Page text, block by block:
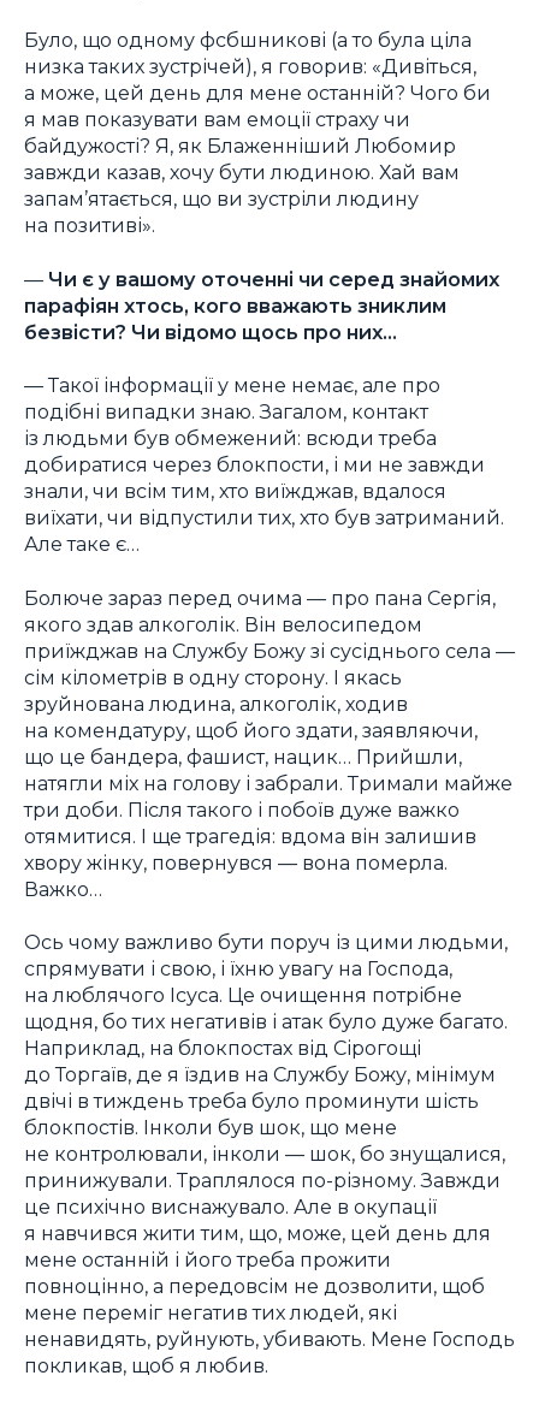
Було, що одному фсбшникові (а то була ціла
низка таких зустрічей), я говорив: «Дивіться,
а може, цей день для мене останній? Чого би
я мав показувати вам емоції страху чи
байдужості? Я, як Блаженніший Любомир
завжди казав, хочу бути людиною. Хай вам
запам’ятається, що ви зустріли людину
на позитиві».
— Чи є у вашому оточенні чи серед знайомих
парафіян хтось, кого вважають зниклим
безвісти? Чи відомо щось про них…
— Такої інформації у мене немає, але про
подібні випадки знаю. Загалом, контакт
із людьми був обмежений: всюди треба
добиратися через блокпости, і ми не завжди
знали, чи всім тим, хто виїжджав, вдалося
виїхати, чи відпустили тих, хто був затриманий.
Але таке є…
Болюче зараз перед очима — про пана Сергія,
якого здав алкоголік. Він велосипедом
приїжджав на Службу Божу зі сусіднього села —
сім кілометрів в одну сторону. І якась
зруйнована людина, алкоголік, ходив
на комендатуру, щоб його здати, заявляючи,
що це бандера, фашист, нацик… Прийшли,
натягли міх на голову і забрали. Тримали майже
три доби. Після такого і побоїв дуже важко
отямитися. І ще трагедія: вдома він залишив
хвору жінку, повернувся — вона померла.
Важко…
Ось чому важливо бути поруч із цими людьми,
спрямувати і свою, і їхню увагу на Господа,
на люблячого Ісуса. Це очищення потрібне
щодня, бо тих негативів і атак було дуже багато.
Наприклад, на блокпостах від Сірогощі
до Торгаїв, де я їздив на Службу Божу, мінімум
двічі в тиждень треба було проминути шість
блокпостів. Інколи був шок, що мене
не контролювали, інколи — шок, бо знущалися,
принижували. Траплялося по-різному. Завжди
це психічно виснажувало. Але в окупації
я навчився жити тим, що, може, цей день для
мене останній і його треба прожити
повноцінно, а передовсім не дозволити, щоб
мене переміг негатив тих людей, які
ненавидять, руйнують, убивають. Мене Господь
покликав, щоб я любив.